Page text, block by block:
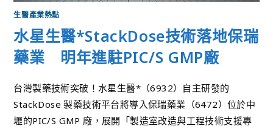
生醫產業熱點
水星生醫*StackDose技術落地保瑞
藥業 明年進駐PIC/S GMP廠
台灣製藥技術突破！水星生醫*（6932）自主研發的
StackDose 製藥技術平台將導入保瑞藥業（6472）位於中
壢的PIC/S GMP 廠，展開「製造室改造與工程技術支援專